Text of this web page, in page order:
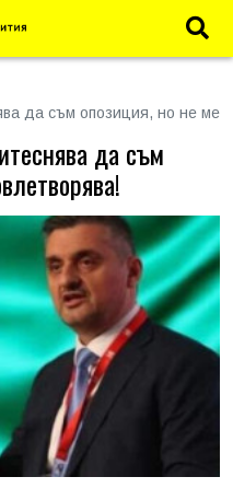
да съм опозиция, но не ме
да съм